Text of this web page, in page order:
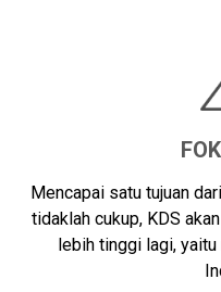
Mencapai satu tujuan
tidaklah cukup, KDS
lebih tinggi lagi,